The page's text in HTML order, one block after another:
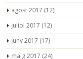
agost 2017 (12)
juliol 2017 (12)
juny 2017 (17)
maig 2017 (24)